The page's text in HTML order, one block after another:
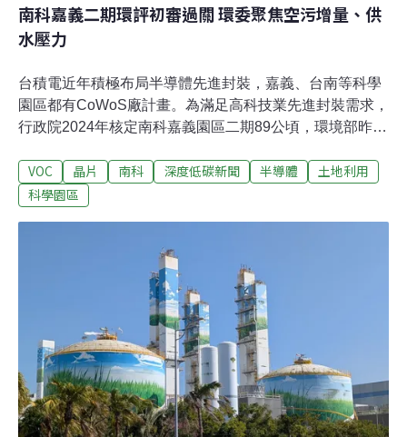
南科嘉義二期環評初審過關 環委聚焦空污增量、供
水壓力
台積電近年積極布局半導體先進封裝，嘉義、台南等科學
園區都有CoWoS廠計畫。為滿足高科技業先進封裝需求，
行政院2024年核定南科嘉義園區二期89公頃，環境部昨
但要求釐清污染源及影響，並重新檢視用水規劃。環委指
出，本案疊加鄰近園區，空污增量對後續管制「相當可
區一期2023年2月通過環評，同年5月正式動土，區內兩座
台積電CoWos先進封裝廠最快今（2026）年量產。為因
應AI高效運算對高階製程及先進封裝的需求，國科會決定
在嘉義園區一期西側，新增面積89.58公頃的二期基地。環
境部昨（12）日召開「南科嘉義園區二期基地計畫」環評
專案小組第2次初審。「PM2.5、臭氧，這些都是超乎我們
看到的所有環評案的增量範圍。」環委吳義林表示，本案
疊
VOC 晶片 南科 深度低碳新聞 半導體
土地利用
科學園區